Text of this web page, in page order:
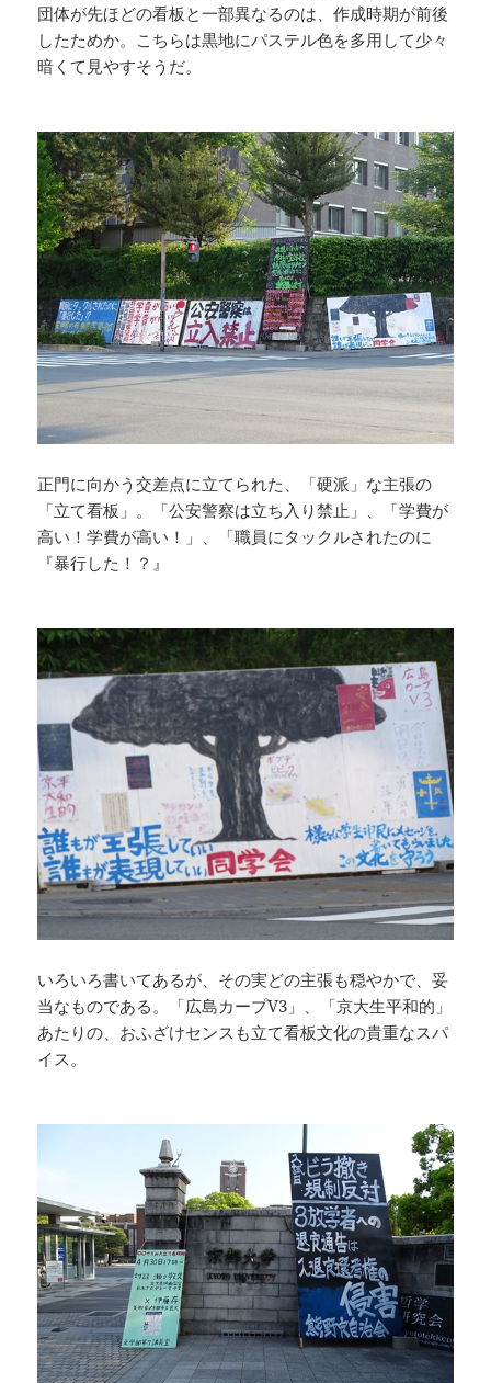
団体が先ほどの看板と一部異なるのは、作成時期が前後
したためか。こちらは黒地にパステル色を多用して少々
暗くて見やすそうだ。
正門に向かう交差点に立てられた、「硬派」な主張の
「立て看板」。「公安警察は立ち入り禁止」、「学費が
高い！学費が高い！」、「職員にタックルされたのに
『暴行した！？』
いろいろ書いてあるが、その実どの主張も穏やかで、妥
当なものである。「広島カープV3」、「京大生平和的」
あたりの、おふざけセンスも立て看板文化の貴重なスパ
イス。